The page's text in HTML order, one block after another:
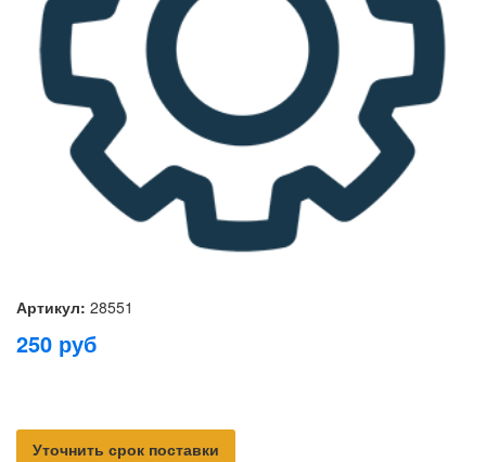
Артикул: 28551
250 руб
Уточнить срок поставки